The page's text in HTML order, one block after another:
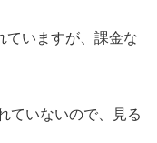
ていますが、課金な
ていないので、見る